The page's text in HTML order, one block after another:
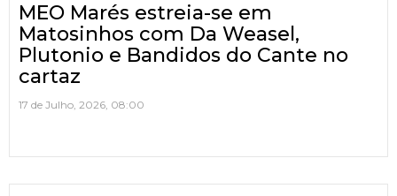
MEO Marés estreia-se em
Matosinhos com Da Weasel,
Plutonio e Bandidos do Cante no
cartaz
17 de Julho, 2026, 08:00